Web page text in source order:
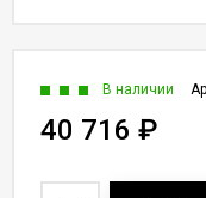
В наличии
40 716 ₽